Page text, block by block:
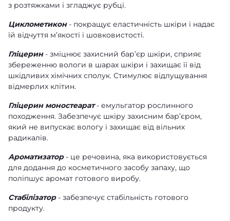
з розтяжками і згладжує рубці.
Циклометикон - покращує еластичність шкіри і надає
їй відчуття м’якості і шовковистості.
Гліцерин - зміцнює захисний бар’єр шкіри, сприяє
збереженню вологи в шарах шкіри і захищає її від
шкідливих хімічних сполук. Стимулює відлущування
відмерлих клітин.
Гліцерин моностеарат- емульгатор рослинного
походження. Забезпечує шкіру захисним бар’єром,
який не випускає вологу і захищає від вільних
радикалів.
Ароматизатор - це речовина, яка використовується
для додання до косметичного засобу запаху, що
поліпшує аромат готового виробу.
Стабілізатор - забезпечує стабільність готового
продукту.